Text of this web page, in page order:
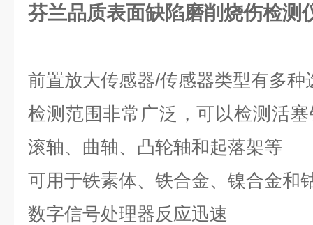
芬兰品质表面缺陷磨削烧伤检测
前置放大传感器/传感器类型有多种
检测范围非常广泛，可以检测活
滚轴、曲轴、凸轮轴和起落架等
可用于铁素体、铁合金、镍合金和
数字信号处理器反应迅速